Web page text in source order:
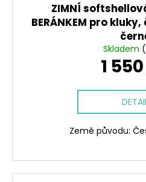
ZIMNÍ
BERÁNKEM pro
Skladem
1
Země původu: